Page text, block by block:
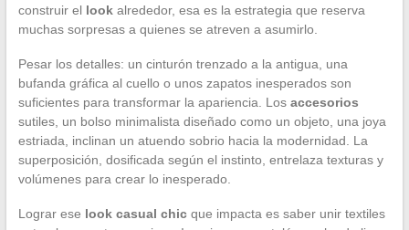
construir el lookalrededor, esa es la estrategia que reserva
muchas sorpresas a quienes se atreven a asumirlo.
Pesar los detalles: un cinturón trenzado a la antigua, una
bufanda gráfica al cuello o unos zapatos inesperados son
suficientes para transformar la apariencia. Los accesorios
sutiles, un bolso minimalista diseñado como un objeto, una joya
estriada, inclinan un atuendo sobrio hacia la modernidad. La
superposición, dosificada según el instinto, entrelaza texturas y
volúmenes para crear lo inesperado.
Lograr ese look casual chicque impacta es saber unir textiles